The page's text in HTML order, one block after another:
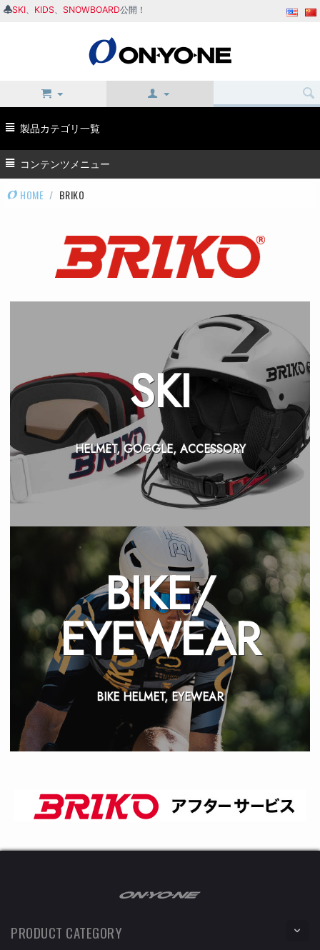
SKI KIDS SNOWBOARD公開！
製品カテゴリ一覧
コンテンツメニュー
HOME / BRIKO
SKI
HELMET, GOGGLE, ACCESSORY
BIKE/
EYEWEAR
BIKE HELMET, EYEWEAR
PRODUCT CATEGORY